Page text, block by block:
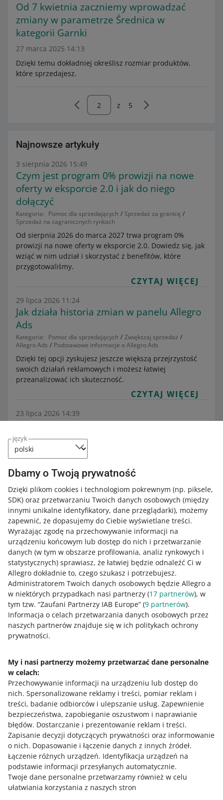
język
Dbamy o Twoją prywatność
Dzięki plikom cookies i technologiom pokrewnym (np. piksele,
SDK) oraz przetwarzaniu Twoich danych osobowych (między
innymi unikalne identyfikatory, dane przeglądarki), możemy
zapewnić, że dopasujemy do Ciebie wyświetlane treści.
Wyrażając zgodę na przechowywanie informacji na
urządzeniu końcowym lub dostęp do nich i przetwarzanie
danych (w tym w obszarze profilowania, analiz rynkowych i
statystycznych) sprawiasz, że łatwiej będzie odnaleźć Ci w
Allegro dokładnie to, czego szukasz i potrzebujesz.
Administratorem Twoich danych osobowych będzie Allegro a
w niektórych przypadkach nasi partnerzy (17 partnerów), w
tym tzw. “Zaufani Partnerzy IAB Europe” (9 partnerów).
Informacja o celach przetwarzania danych osobowych przez
naszych partnerów znajduje się w ich politykach ochrony
prywatności.
My i nasi partnerzy możemy przetwarzać dane personalne
w celach:
Przechowywanie informacji na urządzeniu lub dostęp do
nich. Spersonalizowane reklamy i treści, pomiar reklam i
treści, badanie odbiorców i ulepszanie usług. Zapewnienie
bezpieczeństwa, zapobieganie oszustwom i naprawianie
błędów. Dostarczanie i prezentowanie reklam i treści.
Zapisanie decyzji dotyczących prywatności oraz informowanie
o nich. Dopasowanie i łączenie danych z innych źródeł.
Łączenie różnych urządzeń. Identyfikacja urządzeń na
podstawie informacji przesyłanych automatycznie.
Twoje dane personalne przetwarzamy również w celu
ułatwiania korzystania z naszych stron
Od 7 kwietnia zaczniemy wprowadzać
zmiany w parametrze Średnica w
kategorii Garnki
27 marca 2025 14:13
Dzięki temu dokładniej określisz rozmiar produktów,
które sprzedajesz.
z 5
Najnowsze artykuły
3 sierpnia 2026 15:49
Czym jest program 0% prowizji na nowe
oferty w eksporcie 2.0 i jak do niego
dołączyć
Kategoria: Pomoc dla sprzedających
Sprzedaż za granicę
Sprzedaż na zagranicznych rynkach
Od sierpnia 2026 do marca 2027 trwa program 0%
prowizji na nowe oferty w eksporcie 2.0. Dowiedz się, jak
wziąć w nim udział i skorzystać z benefitów, które
przygotowaliśmy.
CZYTAJ WIĘCEJ
29 lipca 2026 11:24
Jak działa historia zmian w panelu Allegro
Ads
Kategoria: Pomoc dla sprzedających
Zwiększaj sprzedaż
Allegro Ads
Podstawowe informacje o Allegro Ads
Dzięki tej opcji zyskujesz jeszcze większą przejrzystość
swoich działań reklamowych i możesz łatwiej
przeanalizować ich skuteczność.
CZYTAJ WIĘCEJ
23 lipca 2026 14:39
Jak włączyć Baner pionowy w Allegro Ads
Kategoria: Pomoc dla sprzedających
Allegro Ads
Reklama graficzna dla zaawansowanych
Baner pionowy to rodzaj reklamy graficznej. Składa się z
grafiki, która prezentuje Twój produkt, markę lub
kategorię ofert. Dzięki niej kupujący mogą zapoznać się z
Twoją ofertą na przykład na stronie podziękowania za
zakup.
CZYTAJ WIĘCEJ
Ta strona jest też dostępna w innych językach
o allegro.pl
polski
čeština
English
slovenčina
o allegro.cz
polski
čeština
English
slovenčina